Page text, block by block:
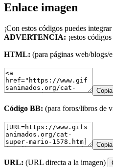
Enlace imagen
¡Con estos códigos puedes
ADVERTENCIA: ¡estos
HTML: (para páginas web/blogs/
Código BB: (para foros/libros de
URL: (URL directa a la imagen)